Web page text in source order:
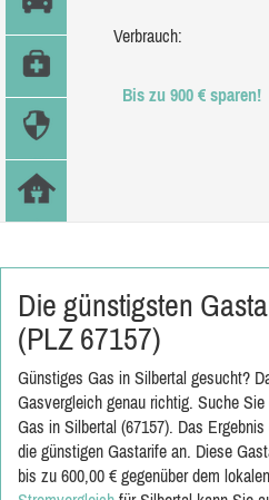
Verbrauch:
Bis zu 900 € sparen!
Die günstigsten
(PLZ 67157)
Günstiges Gas in Silbertal gesucht?
Gasvergleich genau richtig. Suche
Gas in Silbertal (67157). Das
die günstigen Gastarife an. Diese
bis zu 600,00 € gegenüber dem